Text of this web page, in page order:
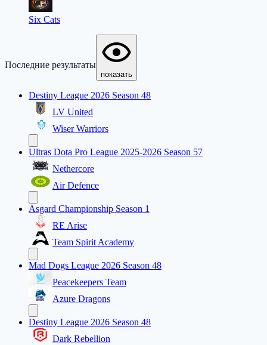
Six Cats
Последние результаты
показать
Destiny League 2026 Season 48
LV United
Wiser Warriors
Ultras Dota Pro League 2025-2026 Season 57
Nethercore
Air Defence
Asgard Championship Season 1
RE Arise
Team Spirit Academy
Mad Dogs League 2026 Season 48
Peacekeepers Team
Azure Dragons
Destiny League 2026 Season 48
Dark Rebellion